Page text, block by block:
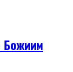
Божиим